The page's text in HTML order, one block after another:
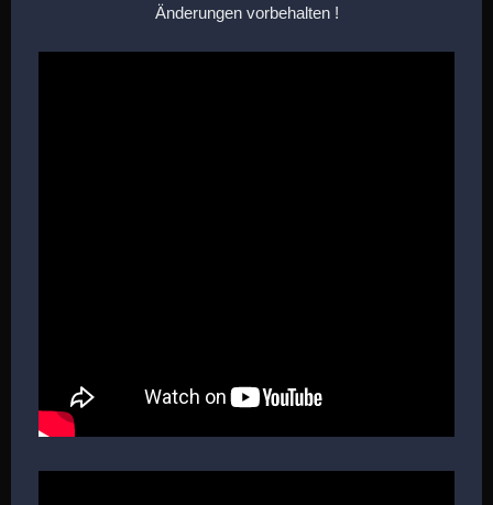
Änderungen vorbehalten !